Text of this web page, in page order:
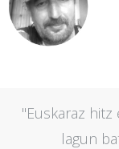
"Euskaraz
lagun